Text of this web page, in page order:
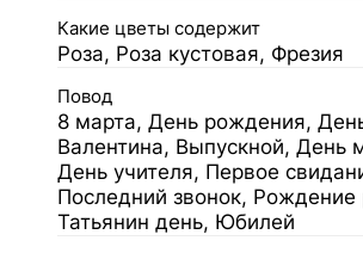
Какие цветы содержит
Роза, Роза кустовая, Фрезия
Повод
8 марта, День рождения,
Валентина, Выпускной, День
День учителя, Первое
Последний звонок, Рождение
Татьянин день, Юбилей